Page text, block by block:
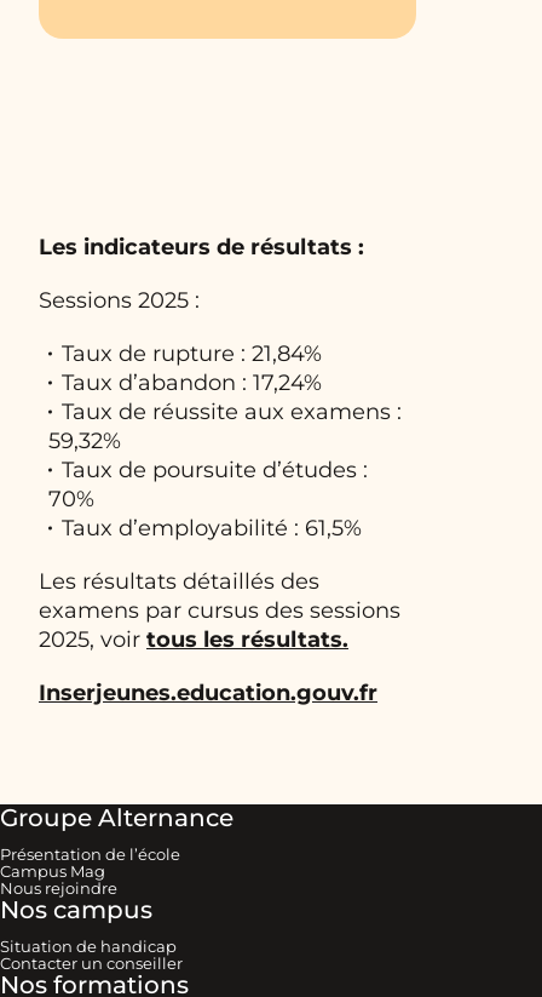
Les indicateurs de résultats :
Sessions 2025 :
Taux de rupture : 21,84%
Taux d’abandon : 17,24%
Taux de réussite aux examens :
59,32%
Taux de poursuite d’études :
70%
Taux d’employabilité : 61,5%
Les résultats détaillés des
examens par cursus des sessions
2025, voir tous les résultats.
Inserjeunes.education.gouv.fr
Groupe Alternance
Présentation de l’école
Campus Mag
Nous rejoindre
Nos campus
Situation de handicap
Contacter un conseiller
Nos formations